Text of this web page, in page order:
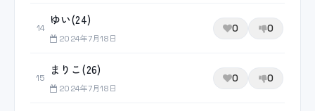
14
ゆい(24)
2024年7月18日
0 0
15
まりこ(26)
2024年7月18日
0 0